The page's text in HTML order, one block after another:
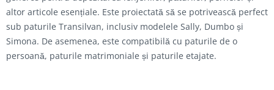
altor articole esențiale. Este proiectată să se potrivească perfect
sub paturile Transilvan, inclusiv modelele Sally, Dumbo și
Simona. De asemenea, este compatibilă cu paturile de o
persoană, paturile matrimoniale și paturile etajate.